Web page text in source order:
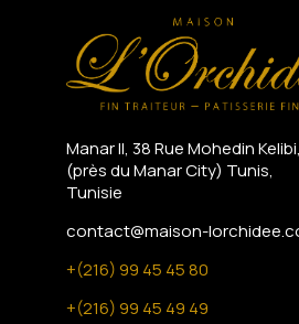
Manar II, 38 Rue Mohedin Kelibi,
(près du Manar City) Tunis,
Tunisie
contact@maison-
+(216) 99 45 45 80
+(216) 99 45 49 49